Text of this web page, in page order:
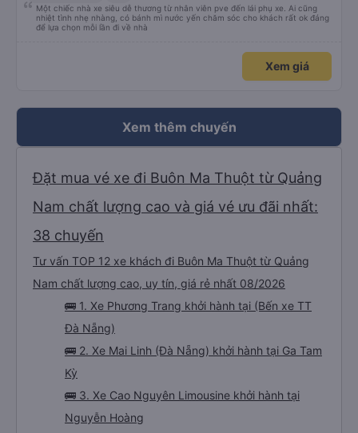
Một chiếc nhà xe siêu dễ thương từ nhân viên pve đến lái phụ xe. Ai cũng
nhiệt tình nhẹ nhàng, có bánh mì nước yến chăm sóc cho khách rất ok đáng
để lựa chọn mỗi lần đi về nhà
Xem giá
Xem thêm chuyến
Đặt mua vé xe đi Buôn Ma Thuột từ Quảng
Nam chất lượng cao và giá vé ưu đãi nhất:
38 chuyến
Tư vấn TOP 12 xe khách đi Buôn Ma Thuột từ Quảng
Nam chất lượng cao, uy tín, giá rẻ nhất 08/2026
🚌 1. Xe Phương Trang khởi hành tại (Bến xe TT
Đà Nẵng)
🚌 2. Xe Mai Linh (Đà Nẵng) khởi hành tại Ga Tam
Kỳ
🚌 3. Xe Cao Nguyên Limousine khởi hành tại
Nguyễn Hoàng